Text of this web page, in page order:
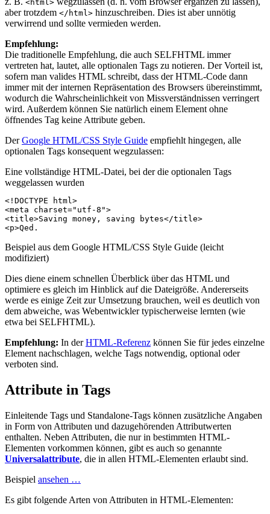
<html>
aber trotzdem </html> hinzuschreiben. Dies ist aber unnötig
verwirrend und sollte vermieden werden.
Empfehlung:
Die traditionelle Empfehlung, die auch SELFHTML immer
vertreten hat, lautet, alle optionalen Tags zu notieren. Der Vorteil ist,
sofern man valides HTML schreibt, dass der HTML-Code dann
immer mit der internen Repräsentation des Browsers übereinstimmt,
wodurch die Wahrscheinlichkeit von Missverständnissen verringert
wird. Außerdem können Sie natürlich einem Element ohne
öffnendes Tag keine Attribute geben.
DerGoogle HTML/CSS Style Guide empfiehlt hingegen, alle
optionalen Tags konsequent wegzulassen:
Eine vollständige HTML-Datei, bei der die optionalen Tags
weggelassen wurden
<!DOCTYPE html>
<meta charset="utf-8">
<title>Saving money, saving bytes</title>
<p>
Beispiel aus dem Google HTML/CSS Style Guide (leicht
modifiziert)
Dies diene einem schnellen Überblick über das HTML und
optimiere es gleich im Hinblick auf die Dateigröße. Andererseits
werde es einige Zeit zur Umsetzung brauchen, weil es deutlich von
dem abweiche, was Webentwickler typischerweise lernten (wie
etwa bei SELFHTML).
Empfehlung: In derHTML-Referenz können Sie für jedes einzelne
Element nachschlagen, welche Tags notwendig, optional oder
verboten sind.
Attribute in Tags
Einleitende Tags und Standalone-Tags können zusätzliche Angaben
in Form von Attributen und dazugehörenden Attributwerten
enthalten. Neben Attributen, die nur in bestimmten HTML-
Elementen vorkommen können, gibt es auch so genannte
Universalattribute, die in allen HTML-Elementen erlaubt sind.
Beispiel ansehen …
Es gibt folgende Arten von Attributen in HTML-Elementen: